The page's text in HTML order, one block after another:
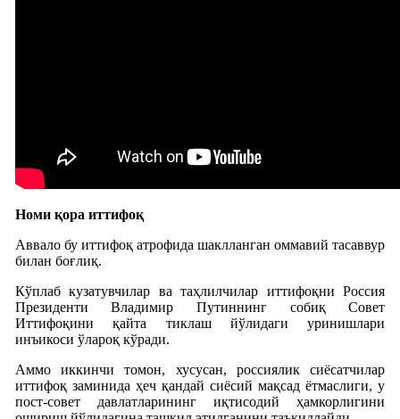
Номи қора иттифоқ
Аввало бу иттифоқ атрофида шаклланган оммавий тасаввур
билан боғлиқ.
Кўплаб кузатувчилар ва таҳлилчилар иттифоқни Россия
Президенти Владимир Путиннинг собиқ Совет
Иттифоқини қайта тиклаш йўлидаги уринишлари
инъикоси ўлароқ кўради.
Аммо иккинчи томон, хусусан, россиялик сиёсатчилар
иттифоқ заминида ҳеч қандай сиёсий мақсад ётмаслиги, у
пост-совет давлатларининг иқтисодий ҳамкорлигини